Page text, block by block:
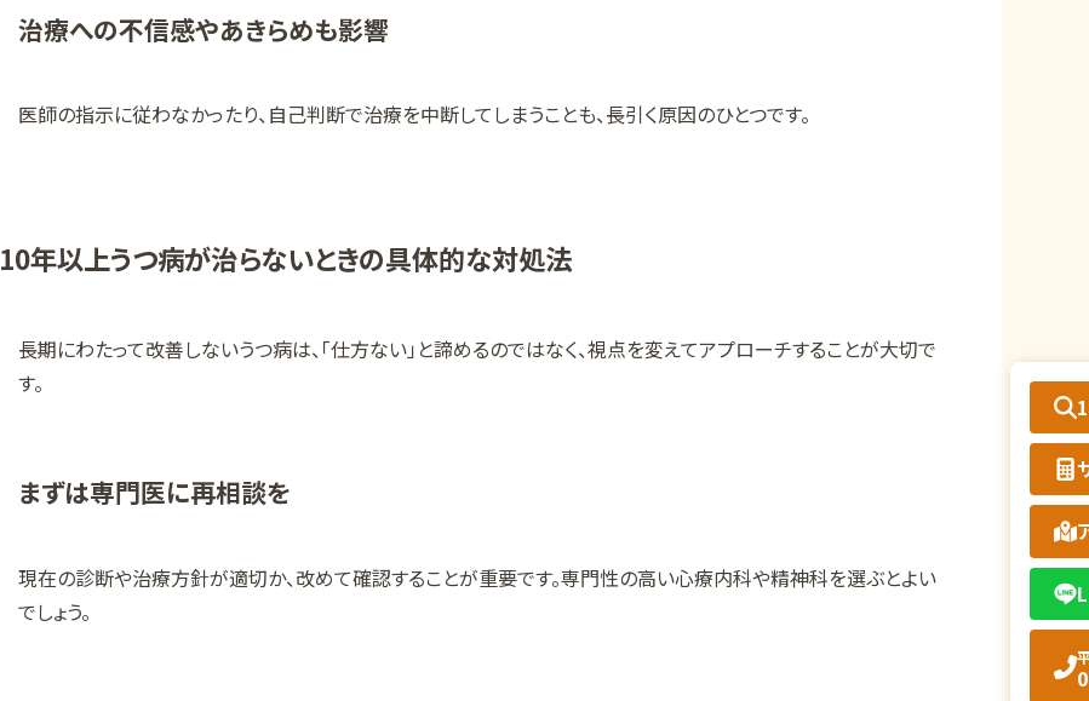
治療への不信感やあきらめも影響
医師の指示に従わなかったり、自己判断で治療を中断してしまうことも、長引く原因のひとつです。
10年以上うつ病が治らないときの具体的な対処法
長期にわたって改善しないうつ病は、「仕方ない」と諦めるのではなく、視点を変えてアプローチすることが大切で
す。
まずは専門医に再相談を
現在の診断や治療方針が適切か、改めて確認することが重要です。専門性の高い心療内科や精神科を選ぶとよい
でしょう。